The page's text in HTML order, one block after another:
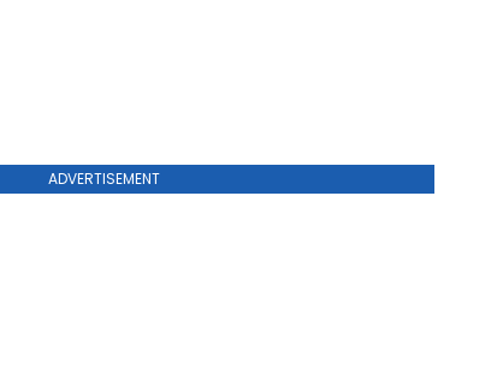
ADVERTISEMENT